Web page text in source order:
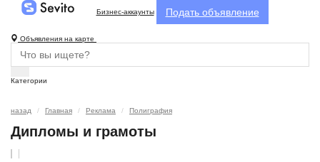
Бизнес-аккаунты Подать объявление
Объявления на карте
Категории
назад Главная Реклама Полиграфия
Дипломы и грамоты